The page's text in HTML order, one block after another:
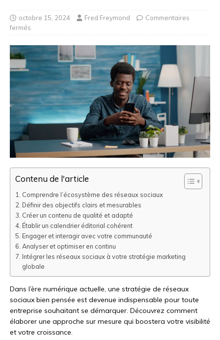
octobre 15, 2024 Fred Freymond
Commentaires
fermés
Contenu de l'article
Comprendre l’écosystème des réseaux sociaux
Définir des objectifs clairs et mesurables
Créer un contenu de qualité et adapté
Établir un calendrier éditorial cohérent
Engager et interagir avec votre communauté
Analyser et optimiser en continu
Intégrer les réseaux sociaux à votre stratégie marketing
globale
Dans l’ère numérique actuelle, une stratégie de réseaux
sociaux bien pensée est devenue indispensable pour toute
entreprise souhaitant se démarquer. Découvrez comment
élaborer une approche sur mesure qui boostera votre visibilité
et votre croissance.